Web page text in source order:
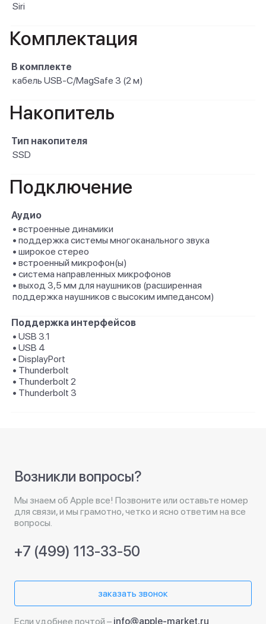
Siri
Комплектация
В комплекте
кабель USB-C/MagSafe 3 (2 м)
Накопитель
Тип накопителя
SSD
Подключение
Аудио
• встроенные динамики
• поддержка системы многоканального звука
• широкое стерео
• встроенный микрофон(ы)
• система направленных микрофонов
• выход 3,5 мм для наушников (расширенная
поддержка наушников с высоким импедансом)
Поддержка интерфейсов
• USB 3.1
• USB 4
• DisplayPort
• Thunderbolt
• Thunderbolt 2
• Thunderbolt 3
Возникли вопросы?
Мы знаем об Apple все! Позвоните или оставьте номер
для связи, и мы грамотно, четко и ясно ответим на все
вопросы.
+7 (499) 113-33-50
заказать звонок
Если удобнее почтой – info@apple-market.ru